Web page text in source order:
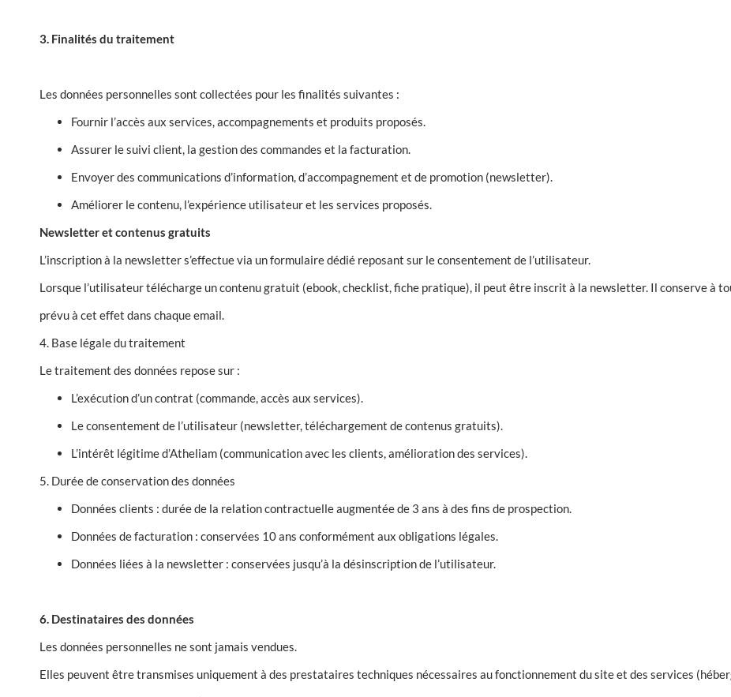
3. Finalités du traitement
Les données personnelles sont collectées pour les finalités suivantes :
Fournir l’accès aux services, accompagnements et produits proposés.
Assurer le suivi client, la gestion des commandes et la facturation.
Envoyer des communications d’information, d’accompagnement et de promotion (newsletter).
Améliorer le contenu, l’expérience utilisateur et les services proposés.
Newsletter et contenus gratuits
L’inscription à la newsletter s’effectue via un formulaire dédié reposant sur le consentement de l’utilisateur.
Lorsque l’utilisateur télécharge un contenu gratuit (ebook, checklist, fiche pratique), il peut être inscrit à la newsletter. Il conserve à
prévu à cet effet dans chaque email.
4. Base légale du traitement
Le traitement des données repose sur :
L’exécution d’un contrat (commande, accès aux services).
Le consentement de l’utilisateur (newsletter, téléchargement de contenus gratuits).
L’intérêt légitime d’Atheliam (communication avec les clients, amélioration des services).
5. Durée de conservation des données
Données clients : durée de la relation contractuelle augmentée de 3 ans à des fins de prospection.
Données de facturation : conservées 10 ans conformément aux obligations légales.
Données liées à la newsletter : conservées jusqu’à la désinscription de l’utilisateur.
6. Destinataires des données
Les données personnelles ne sont jamais vendues.
Elles peuvent être transmises uniquement à des prestataires techniques nécessaires au fonctionnement du site et des services